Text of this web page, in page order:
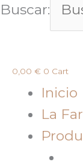
Buscar:
0,00 € 0 Cart
Inicio
La